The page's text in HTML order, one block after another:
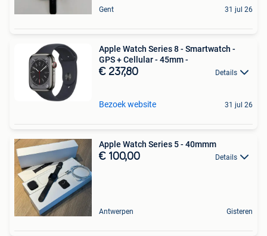
Gent 31 jul 26
Apple Watch Series 8 - Smartwatch -
GPS + Cellular - 45mm -
€ 237,80 Details
Bezoek website 31 jul 26
Apple Watch Series 5 - 40mmm
€ 100,00 Details
Antwerpen Gisteren